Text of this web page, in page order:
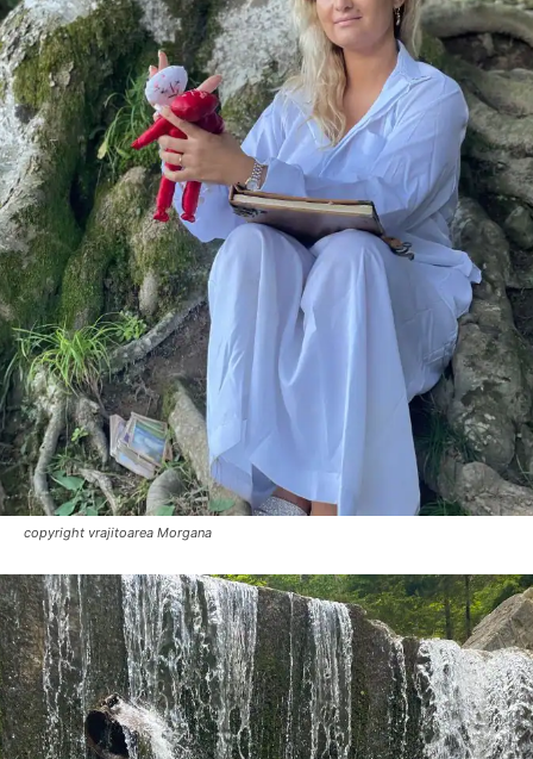
copyright vrajitoarea Morgana